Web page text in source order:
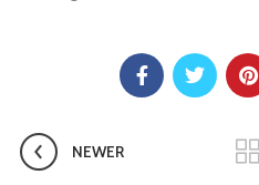
NEWER